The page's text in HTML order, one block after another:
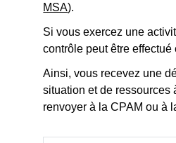
MSA).
Si vous exercez une
contrôle peut être effectué
Ainsi, vous recevez une
situation et de ressources
renvoyer à la CPAM ou à